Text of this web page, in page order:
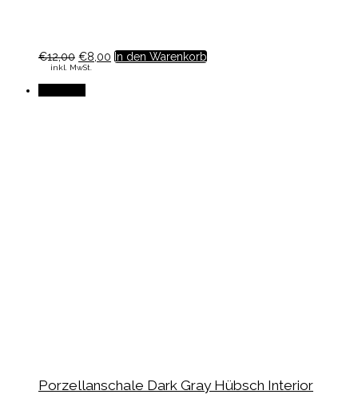
€12,00 €8,00 In den Warenkorb
inkl. MwSt.
Porzellanschale Dark Gray Hübsch Interior